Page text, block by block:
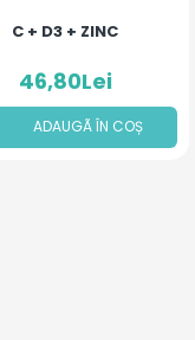
C + D3 + ZINC
46,80Lei
ADAUGÃ ÎN COȘ